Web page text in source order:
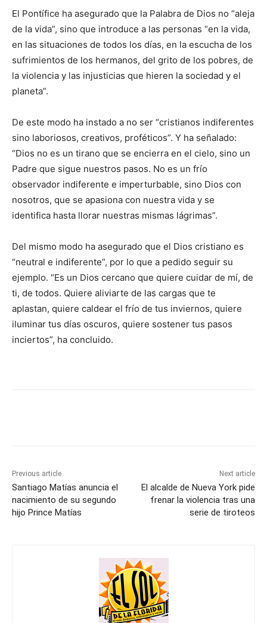
El Pontífice ha asegurado que la Palabra de Dios no “aleja
de la vida”, sino que introduce a las personas “en la vida,
en las situaciones de todos los días, en la escucha de los
sufrimientos de los hermanos, del grito de los pobres, de
la violencia y las injusticias que hieren la sociedad y el
planeta”.
De este modo ha instado a no ser “cristianos indiferentes
sino laboriosos, creativos, proféticos”. Y ha señalado:
“Dios no es un tirano que se encierra en el cielo, sino un
Padre que sigue nuestros pasos. No es un frío
observador indiferente e imperturbable, sino Dios con
nosotros, que se apasiona con nuestra vida y se
identifica hasta llorar nuestras mismas lágrimas”.
Del mismo modo ha asegurado que el Dios cristiano es
“neutral e indiferente”, por lo que a pedido seguir su
ejemplo. “Es un Dios cercano que quiere cuidar de mí, de
ti, de todos. Quiere aliviarte de las cargas que te
aplastan, quiere caldear el frío de tus inviernos, quiere
iluminar tus días oscuros, quiere sostener tus pasos
inciertos”, ha concluido.
Previous article
Santiago Matías anuncia el
nacimiento de su segundo
hijo Prince Matías
Next article
El alcalde de Nueva York pide
frenar la violencia tras una
serie de tiroteos